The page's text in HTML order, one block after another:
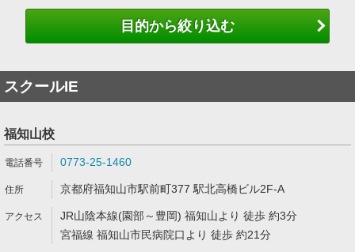
目的から絞り込む
スクールIE
福知山校
0773-25-1460
京都府福知山市駅前町377 駅北高橋ビル2F-A
JR山陰本線(園部～豊岡) 福知山より 徒歩 約3分
宮福線 福知山市民病院口より 徒歩 約21分